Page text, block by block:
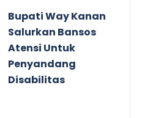
Bupati Way Kanan
Salurkan Bansos
Atensi Untuk
Penyandang
Disabilitas